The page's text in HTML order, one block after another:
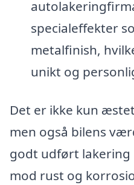
specialeffekter
metalfinish,
unikt og
Det er ikke kun
men også bilens
godt udført lakering
mod rust og